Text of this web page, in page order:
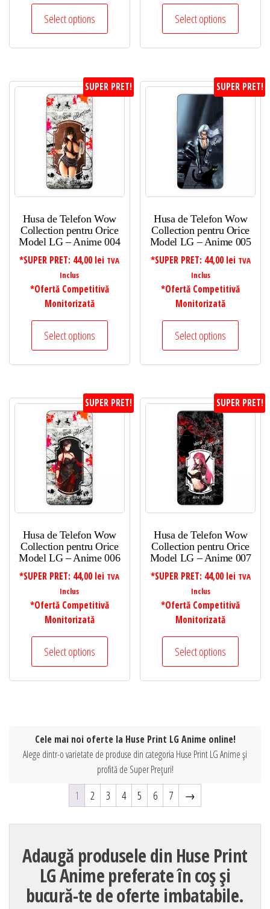
Select options Select options
SUPER PRET!
Husa de Telefon Wow
Collection pentru Orice
Model LG – Anime 004
*SUPER PRET: 44,00 lei TVA
Inclus
*Ofertă Competitivă
Monitorizată
Select options
SUPER PRET!
Husa de Telefon Wow
Collection pentru Orice
Model LG – Anime 005
*SUPER PRET: 44,00 lei TVA
Inclus
*Ofertă Competitivă
Monitorizată
Select options
SUPER PRET!
Husa de Telefon Wow
Collection pentru Orice
Model LG – Anime 006
*SUPER PRET: 44,00 lei TVA
Inclus
*Ofertă Competitivă
Monitorizată
Select options
SUPER PRET!
Husa de Telefon Wow
Collection pentru Orice
Model LG – Anime 007
*SUPER PRET: 44,00 lei TVA
Inclus
*Ofertă Competitivă
Monitorizată
Select options
Cele mai noi oferte la Huse Print LG Anime online!
Alege dintr-o varietate de produse din categoria Huse Print LG Anime și
profită de Super Prețuri!
1 2 3 4 5 6 7 →
Adaugă produsele din Huse Print
LG Anime preferate în coș și
bucură-te de oferte imbatabile.